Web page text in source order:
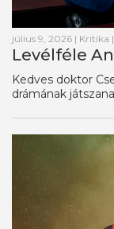
július 9, 2026 | Kritika |
Levélféle
Kedves doktor
drámának